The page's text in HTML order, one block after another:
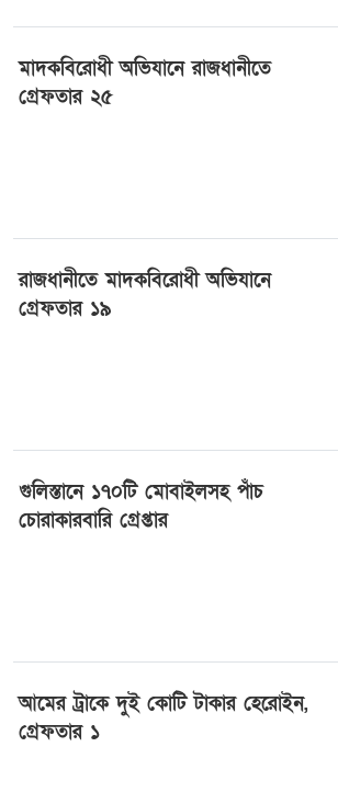
মাদকবিরোধী অভিযানে রাজধানীতে
গ্রেফতার ২৫
রাজধানীতে মাদকবিরোধী অভিযানে
গ্রেফতার ১৯
গুলিস্তানে ১৭০টি মোবাইলসহ পাঁচ
চোরাকারবারি গ্রেপ্তার
আমের ট্রাকে দুই কোটি টাকার হেরোইন,
গ্রেফতার ১